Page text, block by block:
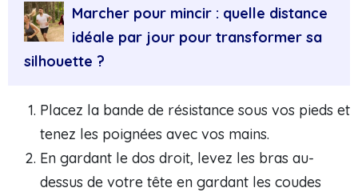
Marcher pour mincir : quelle distance
idéale par jour pour transformer sa
silhouette ?
Placez la bande de résistance sous vos pieds et
tenez les poignées avec vos mains.
En gardant le dos droit, levez les bras au-
dessus de votre tête en gardant les coudes